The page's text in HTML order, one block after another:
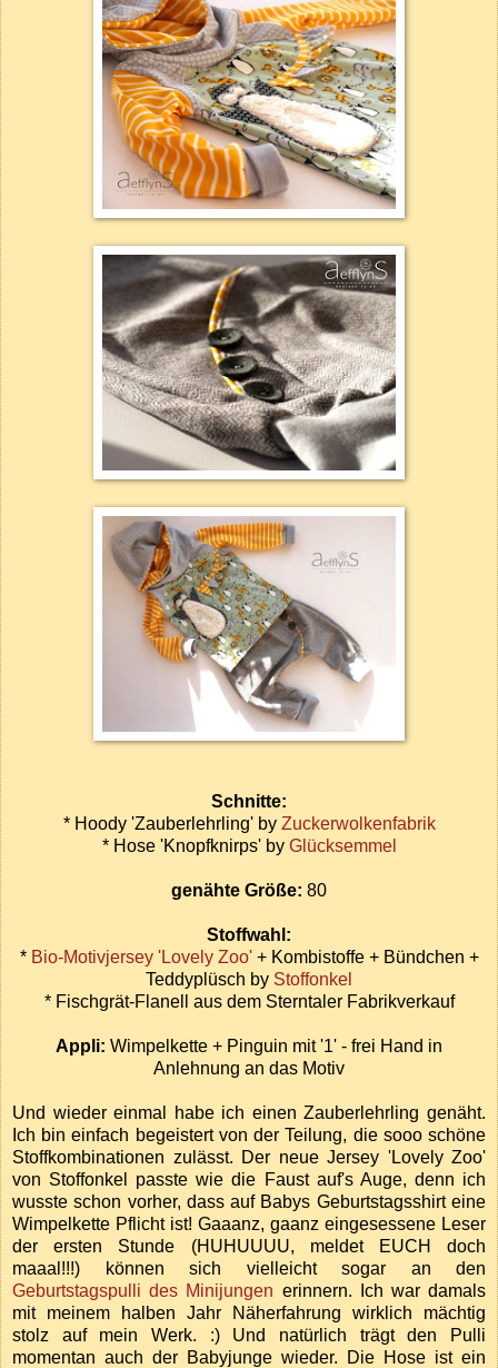
Schnitte:
* Hoody 'Zauberlehrling' byZuckerwolkenfabrik
* Hose 'Knopfknirps' by Glücksemmel
genähte Größe: 80
Stoffwahl:
* Bio-Motivjersey 'Lovely Zoo'+ Kombistoffe + Bündchen +
Teddyplüsch by Stoffonkel
* Fischgrät-Flanell aus dem Sterntaler Fabrikverkauf
Appli: Wimpelkette + Pinguin mit '1' - frei Hand in
Anlehnung an das Motiv
Und wieder einmal habe ich einen Zauberlehrling genäht.
Ich bin einfach begeistert von der Teilung, die sooo schöne
Stoffkombinationen zulässt. Der neue Jersey 'Lovely Zoo'
von Stoffonkel passte wie die Faust auf's Auge, denn ich
wusste schon vorher, dass auf Babys Geburtstagsshirt eine
Wimpelkette Pflicht ist! Gaaanz, gaanz eingesessene Leser
der ersten Stunde (HUHUUUU, meldet EUCH doch
maaal!!!) können sich vielleicht sogar an den
Geburtstagspulli des Minijungen erinnern. Ich war damals
mit meinem halben Jahr Näherfahrung wirklich mächtig
stolz auf mein Werk. :) Und natürlich trägt den Pulli
momentan auch der Babyjunge wieder. Die Hose ist ein